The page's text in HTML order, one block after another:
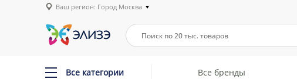
Ваш регион: Город Москва
Все категории Все бренды